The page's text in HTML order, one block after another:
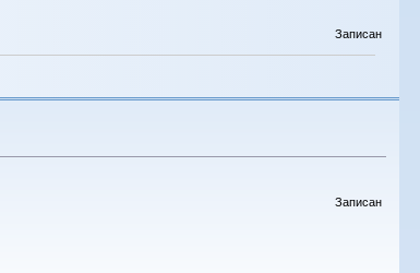
Записан
Записан